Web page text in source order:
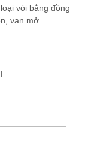
vòi bằng đồng
van mở…
Next